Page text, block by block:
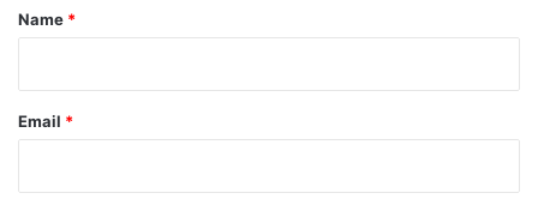
*
Name *
Email *